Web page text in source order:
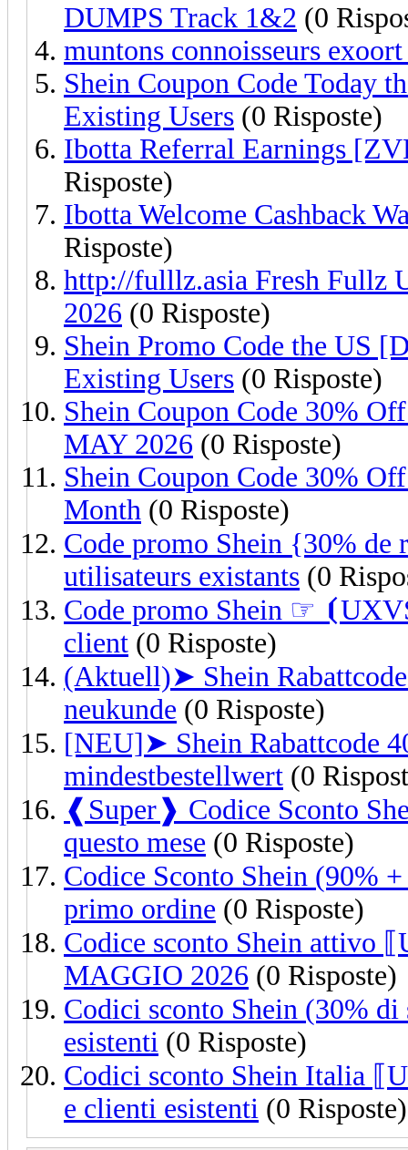
DUMPS Track 1&2 (0
muntons connoisseurs
Shein Coupon Code Today
Existing Users (0 Risposte)
Ibotta Referral Earnings
Risposte)
Ibotta Welcome Cashback
Risposte)
http://fulllz.asia Fresh Fullz
2026 (0 Risposte)
Shein Promo Code the US
Existing Users (0 Risposte)
Shein Coupon Code 30%
MAY 2026 (0 Risposte)
Shein Coupon Code 30%
Month (0 Risposte)
Code promo Shein {30%
utilisateurs existants (0
Code promo Shein ☞
client (0 Risposte)
(Aktuell)➤ Shein
neukunde (0 Risposte)
[NEU]➤ Shein Rabattcode
mindestbestellwert (0
❰Super❱ Codice Sconto
questo mese (0 Risposte)
Codice Sconto Shein (90%
primo ordine (0 Risposte)
Codice sconto Shein attivo
MAGGIO 2026 (0 Risposte)
Codici sconto Shein (30%
esistenti (0 Risposte)
Codici sconto Shein Italia
e clienti esistenti (0 Risposte)